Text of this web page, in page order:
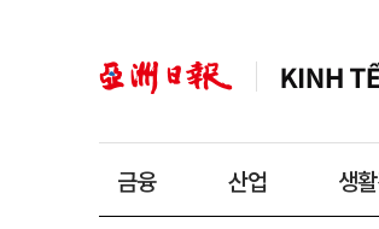
금융 산업 생